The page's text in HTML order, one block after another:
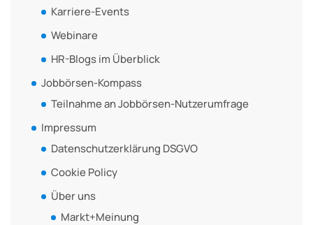
Karriere-Events
Webinare
HR-Blogs im Überblick
Jobbörsen-Kompass
Teilnahme an Jobbörsen-Nutzerumfrage
Impressum
Datenschutzerklärung DSGVO
Cookie Policy
Über uns
Markt+Meinung